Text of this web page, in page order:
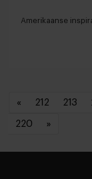
Amerikaanse
« 212 213
220 »